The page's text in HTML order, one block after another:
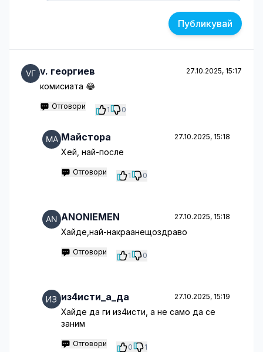
Публикувай
v. георгиев 27.10.2025, 15:17
комисиата 😂
Отговори 1 0
Майстора 27.10.2025, 15:18
Хей, най-после
Отговори 1 0
ANONIEMEN 27.10.2025, 15:18
Хайде,най-накраанещоздраво
Отговори 1 0
из4исти_а_да 27.10.2025, 15:19
Хайде да ги из4исти, а не само да се
заним
Отговори 0 1